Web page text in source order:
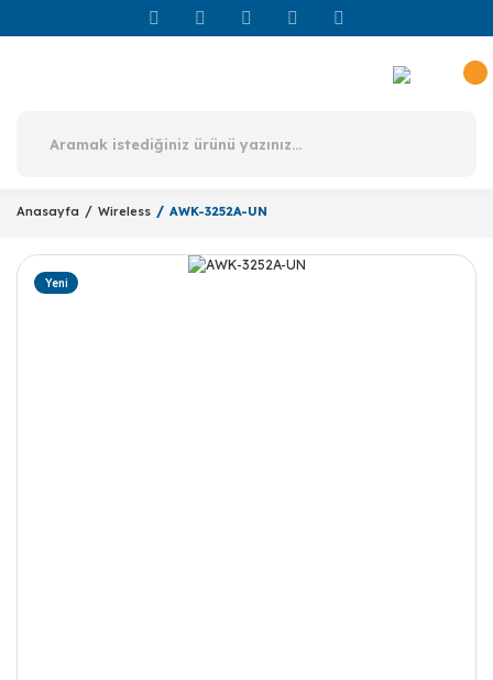
Anasayfa Wireless AWK-3252A-UN
Yeni